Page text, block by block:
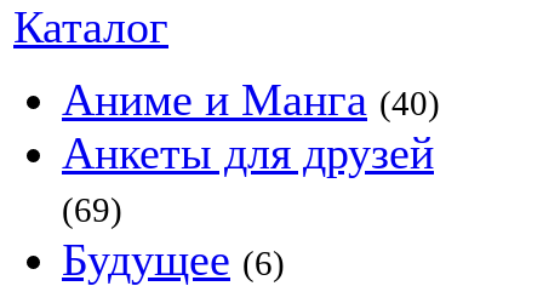
Каталог
Аниме и Манга (40)
Анкеты для друзей
(69)
Будущее (6)